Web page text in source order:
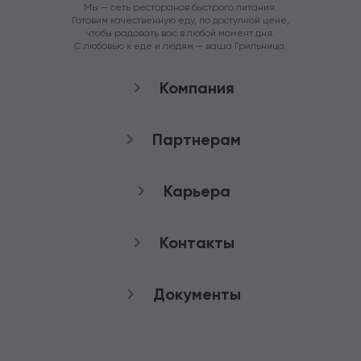
Мы — сеть ресторанов быстрого питания.
Готовим качественную еду, по доступной цене,
чтобы радовать вас в любой момент дня.
С любовью к еде и людям — ваша Грильница.
Компания
Рестораны
Партнерам
Аренда
Карьера
качества
Контакты
8 (800) 100-82-90
Документы